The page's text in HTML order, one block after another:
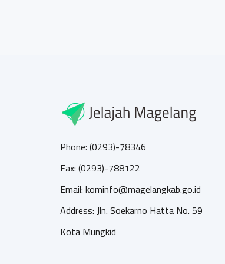
Phone: (0293)-78346
Fax: (0293)-788122
Email: kominfo@magelangkab.go.id
Address: Jln. Soekarno Hatta No. 59
Kota Mungkid